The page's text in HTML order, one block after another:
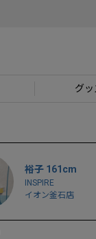
グッ
裕子 161cm
INSPIRE
イオン釜石店